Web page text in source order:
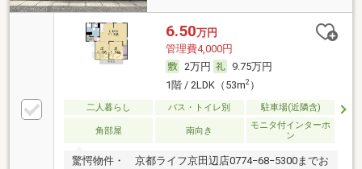
6.50万円
管理費4,000円
2万円
9.75万円
1階 / 2LDK（53m2）
二人暮らし バス・トイレ別 駐車場(近隣含)
角部屋 南向き
モニタ付インターホ
ン
驚愕物件・ 京都ライフ京田辺店0774−68−5300までお